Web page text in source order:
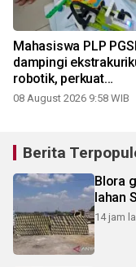
Mahasiswa PLP
dampingi
robotik, perkuat
pembelajaran STEM
08 August 2026 9:58 WIB
Berita
Blora
lahan
14 jam